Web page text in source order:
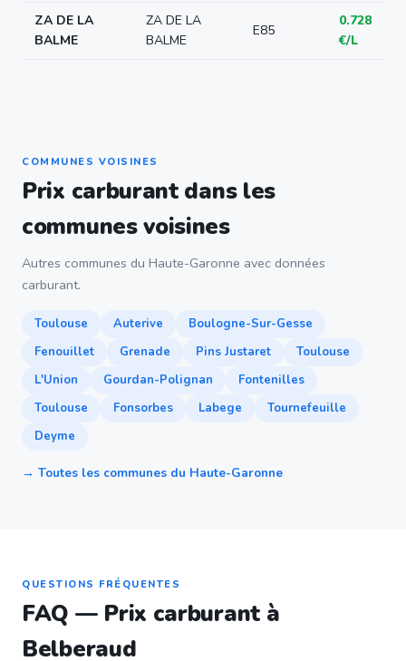
ZA DE LA
BALME
ZA DE LA
BALME
E85
0.728
€/L
COMMUNES VOISINES
Prix carburant dans les
communes voisines
Autres communes du Haute-Garonne avec données
carburant.
Toulouse Auterive
Boulogne-Sur-Gesse
Fenouillet
Grenade Pins Justaret
Toulouse
L'Union
Gourdan-Polignan
Fontenilles
Toulouse
Fonsorbes Labege
Tournefeuille
Deyme
→ Toutes les communes du Haute-Garonne
QUESTIONS FRÉQUENTES
FAQ — Prix carburant à
Belberaud